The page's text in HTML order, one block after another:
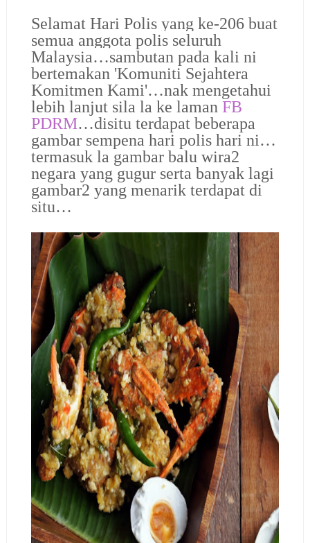
Selamat Hari Polis yang ke-206 buat
semua anggota polis seluruh
Malaysia…sambutan pada kali ni
bertemakan 'Komuniti Sejahtera
Komitmen Kami'…nak mengetahui
lebih lanjut sila la ke laman FB
PDRM…disitu terdapat beberapa
gambar sempena hari polis hari ni…
termasuk la gambar balu wira2
negara yang gugur serta banyak lagi
gambar2 yang menarik terdapat di
situ…